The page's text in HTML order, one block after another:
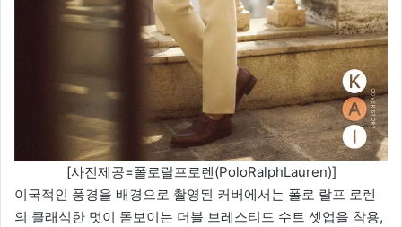
[사진제공=폴로랄프로렌(PoloRalphLauren)]
이국적인 풍경을 배경으로 촬영된 커버에서는 폴로 랄프 로렌
의 클래식한 멋이 돋보이는 더블 브레스티드 수트 셋업을 착용,